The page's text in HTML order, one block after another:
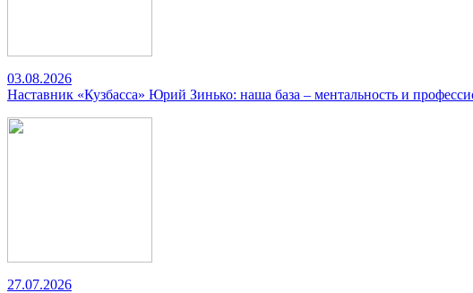
03.08.2026
Наставник «Кузбасса» Юрий Зинько: наша база – ментальность и
27.07.2026